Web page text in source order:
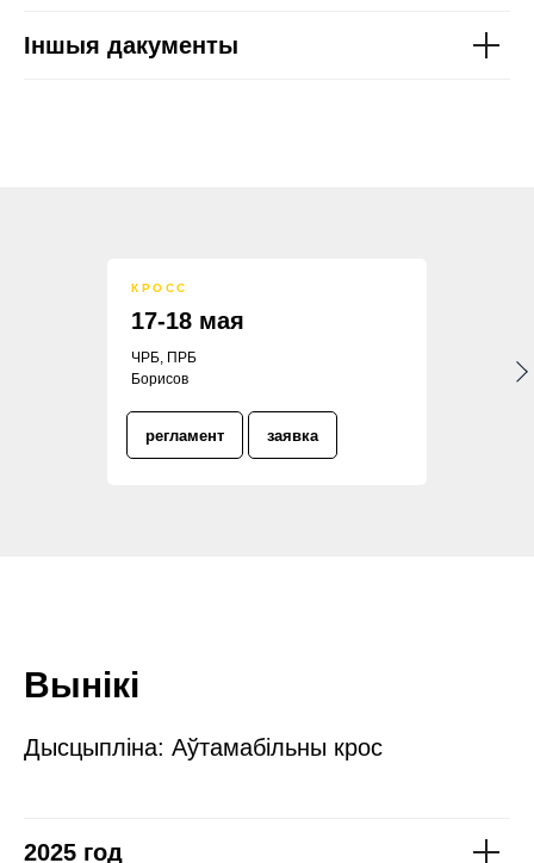
Іншыя дакументы
КРОСС
17-18 мая
ЧРБ, ПРБ
Борисов
регламент заявка
Вынікі
Дысцыпліна: Аўтамабільны крос
2025 год